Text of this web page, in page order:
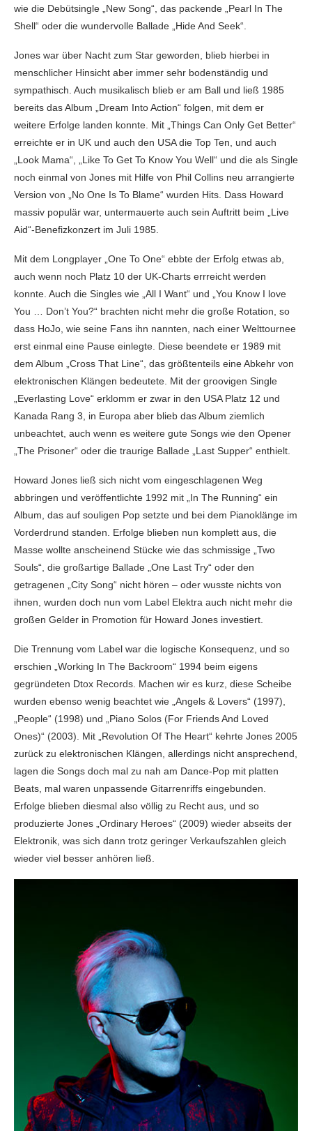
wie die Debütsingle „New Song“, das packende „Pearl In The
Shell“ oder die wundervolle Ballade „Hide And Seek“.
Jones war über Nacht zum Star geworden, blieb hierbei in
menschlicher Hinsicht aber immer sehr bodenständig und
sympathisch. Auch musikalisch blieb er am Ball und ließ 1985
bereits das Album „Dream Into Action“ folgen, mit dem er
weitere Erfolge landen konnte. Mit „Things Can Only Get Better“
erreichte er in UK und auch den USA die Top Ten, und auch
„Look Mama“, „Like To Get To Know You Well“ und die als Single
noch einmal von Jones mit Hilfe von Phil Collins neu arrangierte
Version von „No One Is To Blame“ wurden Hits. Dass Howard
massiv populär war, untermauerte auch sein Auftritt beim „Live
Aid“-Benefizkonzert im Juli 1985.
Mit dem Longplayer „One To One“ ebbte der Erfolg etwas ab,
auch wenn noch Platz 10 der UK-Charts errreicht werden
konnte. Auch die Singles wie „All I Want“ und „You Know I love
You … Don’t You?“ brachten nicht mehr die große Rotation, so
dass HoJo, wie seine Fans ihn nannten, nach einer Welttournee
erst einmal eine Pause einlegte. Diese beendete er 1989 mit
dem Album „Cross That Line“, das größtenteils eine Abkehr von
elektronischen Klängen bedeutete. Mit der groovigen Single
„Everlasting Love“ erklomm er zwar in den USA Platz 12 und
Kanada Rang 3, in Europa aber blieb das Album ziemlich
unbeachtet, auch wenn es weitere gute Songs wie den Opener
„The Prisoner“ oder die traurige Ballade „Last Supper“ enthielt.
Howard Jones ließ sich nicht vom eingeschlagenen Weg
abbringen und veröffentlichte 1992 mit „In The Running“ ein
Album, das auf souligen Pop setzte und bei dem Pianoklänge im
Vorderdrund standen. Erfolge blieben nun komplett aus, die
Masse wollte anscheinend Stücke wie das schmissige „Two
Souls“, die großartige Ballade „One Last Try“ oder den
getragenen „City Song“ nicht hören – oder wusste nichts von
ihnen, wurden doch nun vom Label Elektra auch nicht mehr die
großen Gelder in Promotion für Howard Jones investiert.
Die Trennung vom Label war die logische Konsequenz, und so
erschien „Working In The Backroom“ 1994 beim eigens
gegründeten Dtox Records. Machen wir es kurz, diese Scheibe
wurden ebenso wenig beachtet wie „Angels & Lovers“ (1997),
„People“ (1998) und „Piano Solos (For Friends And Loved
Ones)“ (2003). Mit „Revolution Of The Heart“ kehrte Jones 2005
zurück zu elektronischen Klängen, allerdings nicht ansprechend,
lagen die Songs doch mal zu nah am Dance-Pop mit platten
Beats, mal waren unpassende Gitarrenriffs eingebunden.
Erfolge blieben diesmal also völlig zu Recht aus, und so
produzierte Jones „Ordinary Heroes“ (2009) wieder abseits der
Elektronik, was sich dann trotz geringer Verkaufszahlen gleich
wieder viel besser anhören ließ.